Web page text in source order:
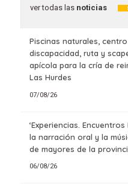
ver todas lasnoticias
Piscinas naturales,
discapacidad, ruta y
apícola para la cría de
Las Hurdes
07/08/26
‘Experiencias.
la narración oral y la
de mayores de la
06/08/26